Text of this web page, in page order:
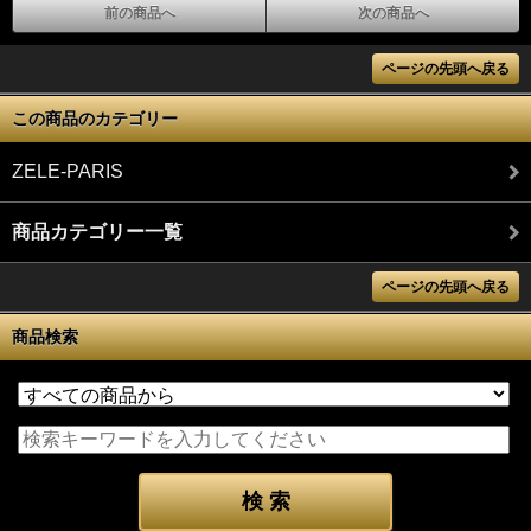
前の商品へ 次の商品へ
ページの先頭へ戻る
この商品のカテゴリー
ZELE-PARIS
商品カテゴリー一覧
ページの先頭へ戻る
商品検索